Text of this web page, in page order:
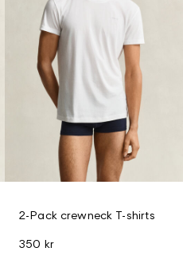
2-Pack crewneck T-shirts
350 kr